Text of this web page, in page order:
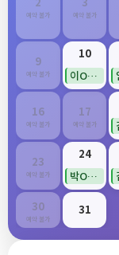
예약 불가 예약 불가
9
예약 불가
10
이O순(확정)
16
예약 불가
17
예약 불가
23
예약 불가
24
박O정(확정)
30
예약 불가
31